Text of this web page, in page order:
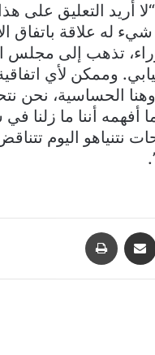
التعليق على
له علاقة باتفاق
تذهب إلى مجلس
وممكن لأي
الحساسية، نحن
أفهمه أننا ما زلنا
نتنياهو اليوم
مشاركة عبر البريد